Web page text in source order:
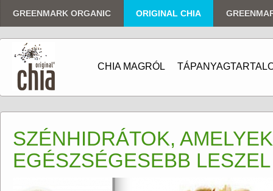
GREENMARK ORGANIC ORIGINAL CHIA
CHIA MAGRÓL
SZÉNHIDRÁTOK,
EGÉSZSÉGESEBB LESZEL